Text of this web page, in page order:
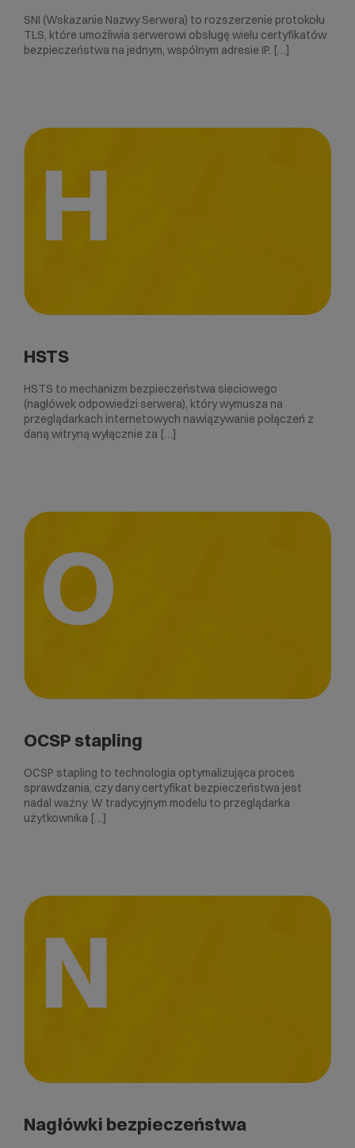
SNI (Wskazanie Nazwy Serwera) to rozszerzenie protokołu
TLS, które umożliwia serwerowi obsługę wielu certyfikatów
bezpieczeństwa na jednym, wspólnym adresie IP. […]
H
HSTS
HSTS to mechanizm bezpieczeństwa sieciowego
(nagłówek odpowiedzi serwera), który wymusza na
przeglądarkach internetowych nawiązywanie połączeń z
daną witryną wyłącznie za […]
O
OCSP stapling
OCSP stapling to technologia optymalizująca proces
sprawdzania, czy dany certyfikat bezpieczeństwa jest
nadal ważny. W tradycyjnym modelu to przeglądarka
użytkownika […]
N
Nagłówki bezpieczeństwa